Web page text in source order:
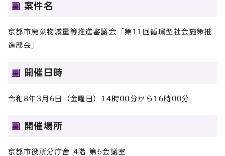
案件名
京都市廃棄物減量等推進審議会「第11回循環型社会施策推
進部会」
開催日時
令和8年3月6日（金曜日）14時00分から16時00分
開催場所
京都市役所分庁舎 4階 第6会議室